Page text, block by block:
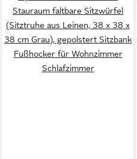
Stauraum faltbare Sitzwürfel
(Sitztruhe aus Leinen, 38 x 38 x
38 cm Grau), gepolstert Sitzbank
Fußhocker für Wohnzimmer
Schlafzimmer